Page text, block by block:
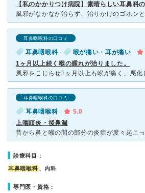
【私のかかりつけ病院】素晴らしい耳鼻科
耳鼻咽喉科の口コミ
耳鼻咽喉科 喉が痛い・耳が痛い
1ヶ月以上続く喉の腫れが治りました。
耳鼻咽喉科の口コミ
耳鼻咽喉科
5.0
上咽頭炎・後鼻漏
診療科目：
耳鼻咽喉科 、内科
専門医・資格：